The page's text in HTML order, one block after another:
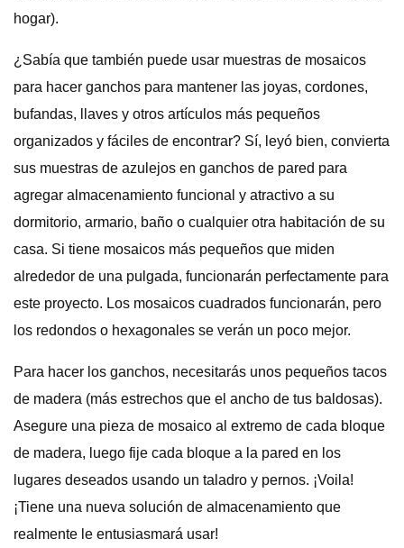
hogar).
¿Sabía que también puede usar muestras de mosaicos
para hacer ganchos para mantener las joyas, cordones,
bufandas, llaves y otros artículos más pequeños
organizados y fáciles de encontrar? Sí, leyó bien, convierta
sus muestras de azulejos en ganchos de pared para
agregar almacenamiento funcional y atractivo a su
dormitorio, armario, baño o cualquier otra habitación de su
casa. Si tiene mosaicos más pequeños que miden
alrededor de una pulgada, funcionarán perfectamente para
este proyecto. Los mosaicos cuadrados funcionarán, pero
los redondos o hexagonales se verán un poco mejor.
Para hacer los ganchos, necesitarás unos pequeños tacos
de madera (más estrechos que el ancho de tus baldosas).
Asegure una pieza de mosaico al extremo de cada bloque
de madera, luego fije cada bloque a la pared en los
lugares deseados usando un taladro y pernos. ¡Voila!
¡Tiene una nueva solución de almacenamiento que
realmente le entusiasmará usar!